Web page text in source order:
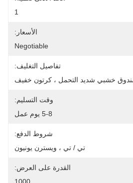
1
الأسعار:
Negotiable
تفاصيل التغليف:
خشبي شديد التحمل ، كرتون خفيف
وقت التسليم:
5-8 يوم عمل
شروط الدفع:
تي / تي ، ويسترن يونيون
القدرة على العرض: